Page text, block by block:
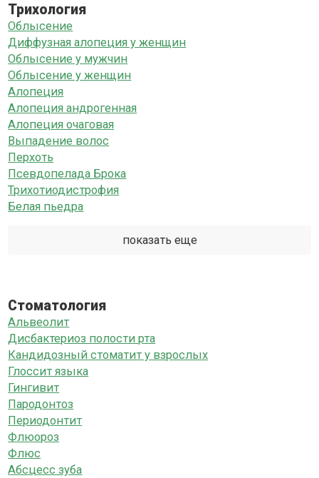
Трихология
Облысение
Диффузная алопеция у женщин
Облысение у мужчин
Облысение у женщин
Алопеция
Алопеция андрогенная
Алопеция очаговая
Выпадение волос
Перхоть
Псевдопелада Брока
Трихотиодистрофия
Белая пьедра
показать еще
Стоматология
Альвеолит
Дисбактериоз полости рта
Кандидозный стоматит у взрослых
Глоссит языка
Гингивит
Пародонтоз
Периодонтит
Флюороз
Флюс
Абсцесс зуба